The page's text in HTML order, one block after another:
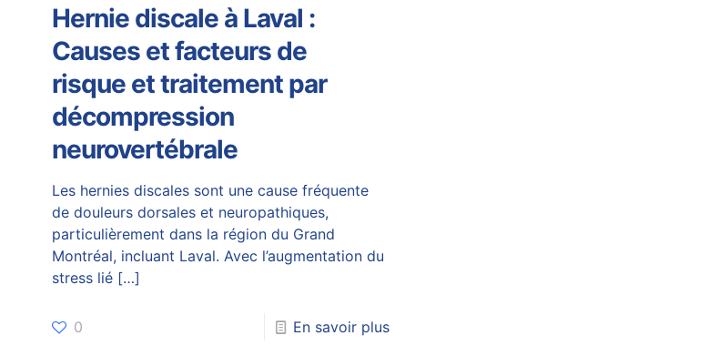
Hernie discale à Laval :
Causes et facteurs de
risque et traitement par
décompression
neurovertébrale
Les hernies discales sont une cause fréquente
de douleurs dorsales et neuropathiques,
particulièrement dans la région du Grand
Montréal, incluant Laval. Avec l’augmentation du
stress lié[…]
0 En savoir plus